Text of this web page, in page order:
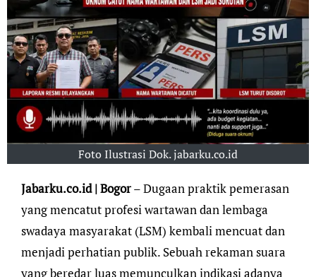
Foto Ilustrasi Dok. jabarku.co.id
Jabarku.co.id | Bogor– Dugaan praktik pemerasan
yang mencatut profesi wartawan dan lembaga
swadaya masyarakat (LSM) kembali mencuat dan
menjadi perhatian publik. Sebuah rekaman suara
yang beredar luas memunculkan indikasi adanya